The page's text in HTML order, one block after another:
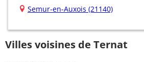
Semur-en-Auxois (21140)
Villes voisines de Ternat